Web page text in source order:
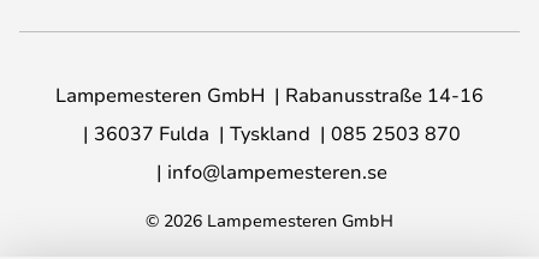
Lampemesteren GmbH
Rabanusstraße 14-16
36037 Fulda
Tyskland
085 2503 870
info@lampemesteren.se
© 2026 Lampemesteren GmbH